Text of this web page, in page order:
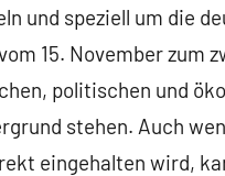
und speziell um die
15. November zum
politischen und
stehen. Auch
eingehalten wird,